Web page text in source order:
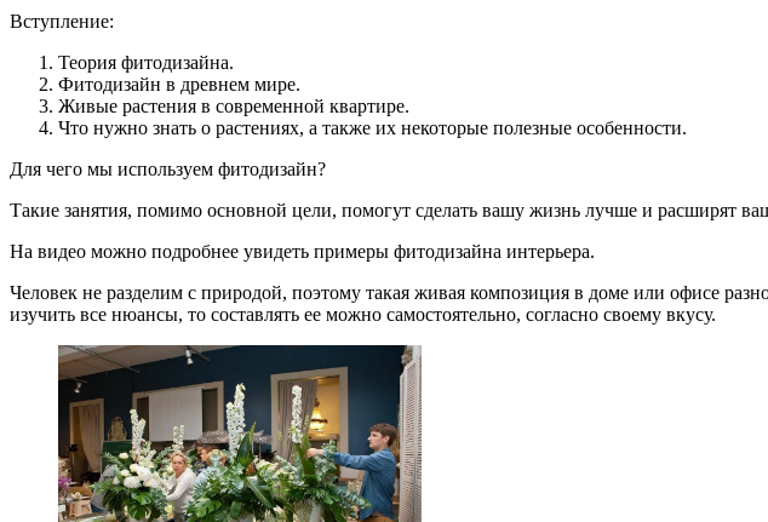
Вступление:
Теория фитодизайна.
Фитодизайн в древнем мире.
Живые растения в современной квартире.
Что нужно знать о растениях, а также их некоторые полезные особенности.
Для чего мы используем фитодизайн?
Такие занятия, помимо основной цели, помогут сделать вашу жизнь лучше и расширят
На видео можно подробнее увидеть примеры фитодизайна интерьера.
Человек не разделим с природой, поэтому такая живая композиция в доме или офисе
изучить все нюансы, то составлять ее можно самостоятельно, согласно своему вкусу.